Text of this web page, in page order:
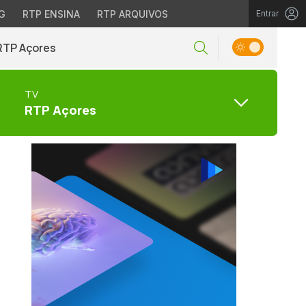
RTP ENSINA RTP ARQUIVOS Entrar
Açores
TV
RTP Açores